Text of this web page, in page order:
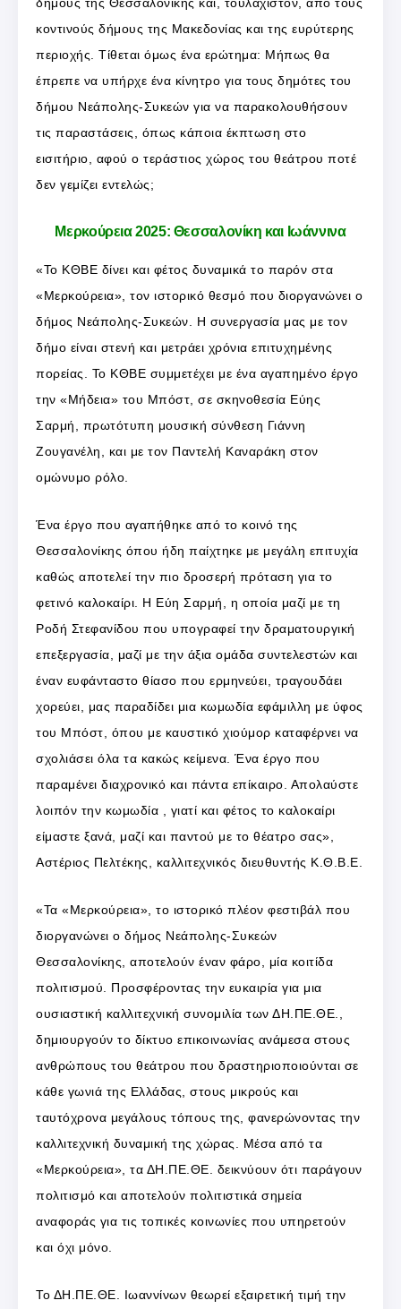
δήμους της Θεσσαλονίκης και, τουλάχιστον, από τους
κοντινούς δήμους της Μακεδονίας και της ευρύτερης
περιοχής. Τίθεται όμως ένα ερώτημα: Μήπως θα
έπρεπε να υπήρχε ένα κίνητρο για τους δημότες του
δήμου Νεάπολης-Συκεών για να παρακολουθήσουν
τις παραστάσεις, όπως κάποια έκπτωση στο
εισιτήριο, αφού ο τεράστιος χώρος του θεάτρου ποτέ
δεν γεμίζει εντελώς;
Μερκούρεια 2025: Θεσσαλονίκη και Ιωάννινα
«Το ΚΘΒΕ δίνει και φέτος δυναμικά το παρόν στα
«Μερκούρεια», τον ιστορικό θεσμό που διοργανώνει ο
δήμος Νεάπολης-Συκεών. Η συνεργασία μας με τον
δήμο είναι στενή και μετράει χρόνια επιτυχημένης
πορείας. Το ΚΘΒΕ συμμετέχει με ένα αγαπημένο έργο
την «Μήδεια» του Μπόστ, σε σκηνοθεσία Εύης
Σαρμή, πρωτότυπη μουσική σύνθεση Γιάννη
Ζουγανέλη, και με τον Παντελή Καναράκη στον
ομώνυμο ρόλο.
Ένα έργο που αγαπήθηκε από το κοινό της
Θεσσαλονίκης όπου ήδη παίχτηκε με μεγάλη επιτυχία
καθώς αποτελεί την πιο δροσερή πρόταση για το
φετινό καλοκαίρι. Η Εύη Σαρμή, η οποία μαζί με τη
Ροδή Στεφανίδου που υπογραφεί την δραματουργική
επεξεργασία, μαζί με την άξια ομάδα συντελεστών και
έναν ευφάνταστο θίασο που ερμηνεύει, τραγουδάει
χορεύει, μας παραδίδει μια κωμωδία εφάμιλλη με ύφος
του Μπόστ, όπου με καυστικό χιούμορ καταφέρνει να
σχολιάσει όλα τα κακώς κείμενα. Ένα έργο που
παραμένει διαχρονικό και πάντα επίκαιρο. Απολαύστε
λοιπόν την κωμωδία , γιατί και φέτος το καλοκαίρι
είμαστε ξανά, μαζί και παντού με το θέατρο σας»,
Αστέριος Πελτέκης, καλλιτεχνικός διευθυντής Κ.Θ.Β.Ε.
«Τα «Μερκούρεια», το ιστορικό πλέον φεστιβάλ που
διοργανώνει ο δήμος Νεάπολης-Συκεών
Θεσσαλονίκης, αποτελούν έναν φάρο, μία κοιτίδα
πολιτισμού. Προσφέροντας την ευκαιρία για μια
ουσιαστική καλλιτεχνική συνομιλία των ΔΗ.ΠΕ.ΘΕ.,
δημιουργούν το δίκτυο επικοινωνίας ανάμεσα στους
ανθρώπους του θεάτρου που δραστηριοποιούνται σε
κάθε γωνιά της Ελλάδας, στους μικρούς και
ταυτόχρονα μεγάλους τόπους της, φανερώνοντας την
καλλιτεχνική δυναμική της χώρας. Μέσα από τα
«Μερκούρεια», τα ΔΗ.ΠΕ.ΘΕ. δεικνύουν ότι παράγουν
πολιτισμό και αποτελούν πολιτιστικά σημεία
αναφοράς για τις τοπικές κοινωνίες που υπηρετούν
και όχι μόνο.
Το ΔΗ.ΠΕ.ΘΕ. Ιωαννίνων θεωρεί εξαιρετική τιμή την